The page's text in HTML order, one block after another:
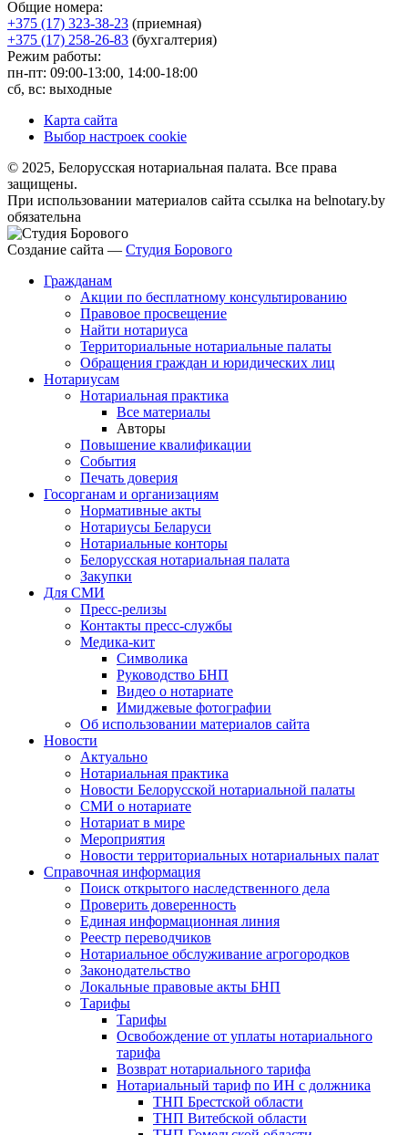
Общие номера:
+375 (17) 323-38-23 (приемная)
+375 (17) 258-26-83 (бухгалтерия)
Режим работы:
пн-пт: 09:00-13:00, 14:00-18:00
сб, вс: выходные
Карта сайта
Выбор настроек cookie
© 2025, Белорусская нотариальная палата. Все права
защищены.
При использовании материалов сайта ссылка на belnotary.by
обязательна
Создание сайта — Студия Борового
Гражданам
Акции по бесплатному консультированию
Правовое просвещение
Найти нотариуса
Территориальные нотариальные палаты
Обращения граждан и юридических лиц
Нотариусам
Нотариальная практика
Все материалы
Авторы
Повышение квалификации
События
Печать доверия
Госорганам и организациям
Нормативные акты
Нотариусы Беларуси
Нотариальные конторы
Белорусская нотариальная палата
Закупки
Для СМИ
Пресс-релизы
Контакты пресс-службы
Медика-кит
Символика
Руководство БНП
Видео о нотариате
Имиджевые фотографии
Об использовании материалов сайта
Новости
Актуально
Нотариальная практика
Новости Белорусской нотариальной палаты
СМИ о нотариате
Нотариат в мире
Мероприятия
Новости территориальных нотариальных палат
Справочная информация
Поиск открытого наследственного дела
Проверить доверенность
Единая информационная линия
Реестр переводчиков
Нотариальное обслуживание агрогородков
Законодательство
Локальные правовые акты БНП
Тарифы
Тарифы
Освобождение от уплаты нотариального
тарифа
Возврат нотариального тарифа
Нотариальный тариф по ИН с должника
ТНП Брестской области
ТНП Витебской области